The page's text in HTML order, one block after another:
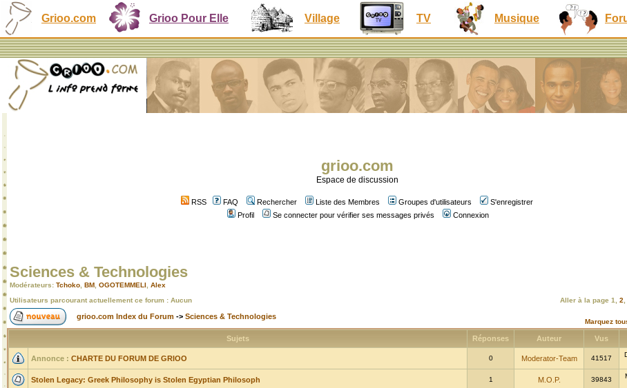
Grioo.com Grioo Pour Elle Village TV Musique
grioo.com
Espace de discussion
RSS FAQ Rechercher Liste des Membres Groupes d'utilisateurs
S'enregistrer
Profil
Se connecter pour vérifier ses messages privés Connexion
Sciences & Technologies
Modérateurs: Tchoko BM OGOTEMMELI Alex
Utilisateurs parcourant actuellement ce forum : Aucun
Aller à la page 1 2
grioo.com Index du Forum -> Sciences & Technologies
Marquez
Sujets Réponses Auteur Vus
Annonce : CHARTE DU FORUM DE GRIOO 0 Moderator-Team 41517
Stolen Legacy: Greek Philosophy is Stolen Egyptian Philosoph 1 M.O.P. 39843